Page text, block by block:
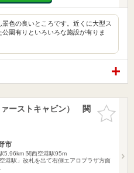
色の良いところです。近くに大型ス
園有りといろいろな施設が有りま
お気に入
りに追加
ーストキャビン） 関
市
5.96km 関西空港駅95m
港駅」改札を出て右側エアロプラザ方面